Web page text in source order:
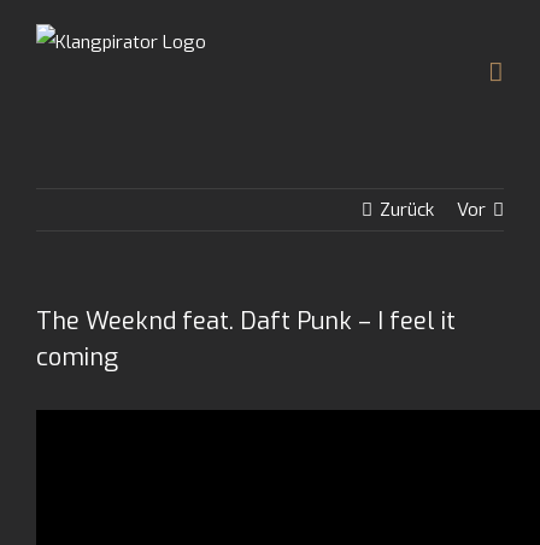
Zurück Vor
The Weeknd feat. Daft Punk – I feel it
coming